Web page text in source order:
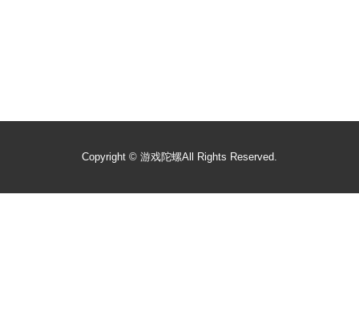
Copyright © 游戏陀螺All Rights Reserved.